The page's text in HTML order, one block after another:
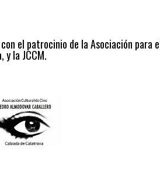
el patrocinio de la Asociación para
y la JCCM.